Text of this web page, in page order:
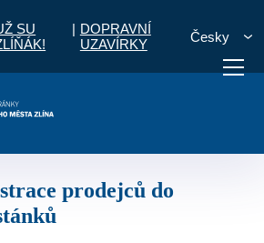
SU
| DOPRAVNÍ
UZAVÍRKY
Česky
Potřebuji zaplatit